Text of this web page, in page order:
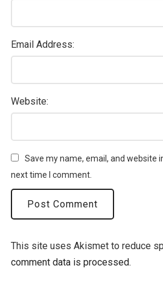
Email Address:
Website:
Save my name, email, and website
next time I comment.
This site uses Akismet to reduce
comment data is processed.